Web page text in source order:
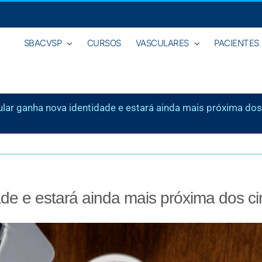
SBACVSP CURSOS VASCULARES PACIENTES
ganha nova identidade e estará ainda mais próxima
e estará ainda mais próxima dos